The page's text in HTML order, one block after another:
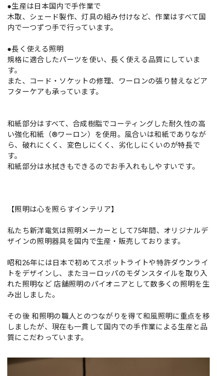
●生産は日本国内で手作業で
木取、シェード製作、灯具の組み付けなど、作業はすべて国
内で一つずつ手で行っています。
●長く使える照明
規格に適合したパーツを使い、長く使える品質にしていま
す。
また、コード・ソケットの修理、ワーロンの張り替えなどア
フターケアも承っています。
和紙部分はすべて、合成樹脂でコーティングした耐久性の高
い強化和紙（®ワーロン）を使用。風合いは和紙でありなが
ら、破れにくく、変色しにくく、劣化しにくいのが特長で
す。
和紙部分は水拭きもできるのでお手入れもしやすいです。
【照明は心を照らすインテリア】
私たち新洋電気は照明メーカーとして75年間、オリジナルデ
ザインの照明器具を国内で生産・販売しております。
昭和26年には日本で初めてスポットライトや特許ダウンライ
トをデザインし、またヨーロッパのモダンスタイルを取り入
れた照明など 店舗照明のパイオニアとして数多くの照明を生
み出しました。
その後 和照明の職人とのつながりを得て和風照明に重点を移
しましたが、現在も一貫して国内での手作業による生産と品
質にこだわっています。